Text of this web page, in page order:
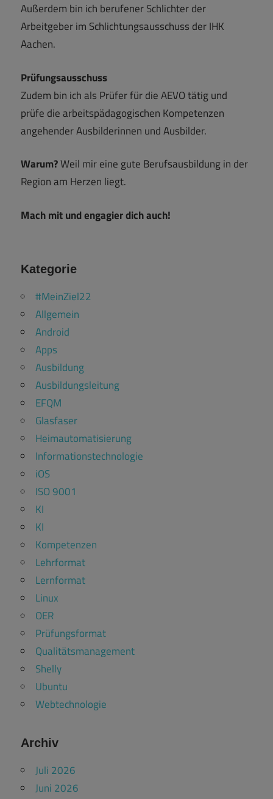
Außerdem bin ich berufener Schlichter der
Arbeitgeber im Schlichtungsausschuss der IHK
Aachen.
Prüfungsausschuss
Zudem bin ich als Prüfer für die AEVO tätig und
prüfe die arbeitspädagogischen Kompetenzen
angehender Ausbilderinnen und Ausbilder.
Warum?Weil mir eine gute Berufsausbildung in der
Region am Herzen liegt.
Mach mit und engagier dich auch!
Kategorie
#MeinZiel22
Allgemein
Android
Apps
Ausbildung
Ausbildungsleitung
EFQM
Glasfaser
Heimautomatisierung
Informationstechnologie
iOS
ISO 9001
KI
KI
Kompetenzen
Lehrformat
Lernformat
Linux
OER
Prüfungsformat
Qualitätsmanagement
Shelly
Ubuntu
Webtechnologie
Archiv
Juli 2026
Juni 2026